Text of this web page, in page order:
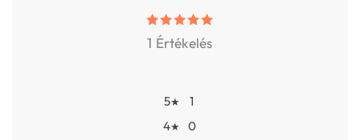
1 Értékelés
5★
1
4★
0